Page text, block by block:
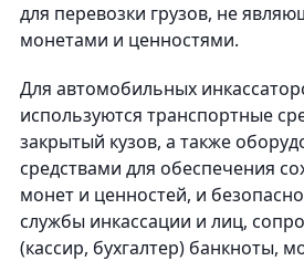
для перевозки грузов, не
монетами и ценностями.
Для автомобильных
используются транспортные
закрытый кузов, а также
средствами для обеспечения
монет и ценностей, и
службы инкассации и лиц,
(кассир, бухгалтер) банкноты,